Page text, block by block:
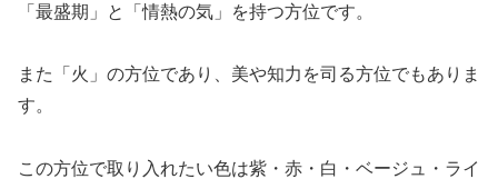
「最盛期」と「情熱の気」を持つ方位です。
また「火」の方位であり、美や知力を司る方位でもありま
す。
この方位で取り入れたい色は紫・赤・白・ベージュ・ライ